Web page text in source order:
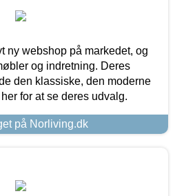
ny webshop på markedet, og
og indretning. Deres
den klassiske, den moderne
for at se deres udvalg.
på Norliving.dk